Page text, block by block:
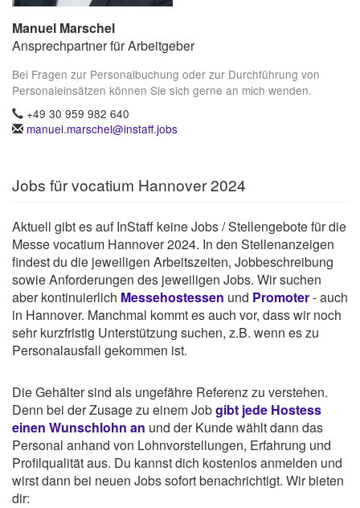
Manuel Marschel
Ansprechpartner für Arbeitgeber
Bei Fragen zur Personalbuchung oder zur Durchführung von
Personaleinsätzen können Sie sich gerne an mich wenden.
+49 30 959 982 640
manuel.marschel@instaff.jobs
Jobs für vocatium Hannover 2024
Aktuell gibt es auf InStaff keine Jobs / Stellengebote für die
Messe vocatium Hannover 2024. In den Stellenanzeigen
findest du die jeweiligen Arbeitszeiten, Jobbeschreibung
sowie Anforderungen des jeweiligen Jobs. Wir suchen
aber kontinuierlich Messehostessen und Promoter- auch
in Hannover. Manchmal kommt es auch vor, dass wir noch
sehr kurzfristig Unterstützung suchen, z.B. wenn es zu
Personalausfall gekommen ist.
Die Gehälter sind als ungefähre Referenz zu verstehen.
Denn bei der Zusage zu einem Jobgibt jede Hostess
einen Wunschlohn an und der Kunde wählt dann das
Personal anhand von Lohnvorstellungen, Erfahrung und
Profilqualität aus. Du kannst dich kostenlos anmelden und
wirst dann bei neuen Jobs sofort benachrichtigt. Wir bieten
dir: